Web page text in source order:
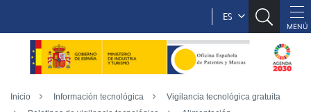
ES
Inicio Información tecnológica
Vigilancia tecnológica gratuita